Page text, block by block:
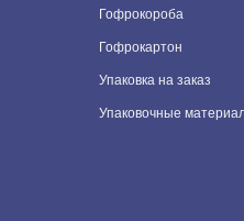
Гофрокороба
Гофрокартон
Упаковка на заказ
Упаковочные